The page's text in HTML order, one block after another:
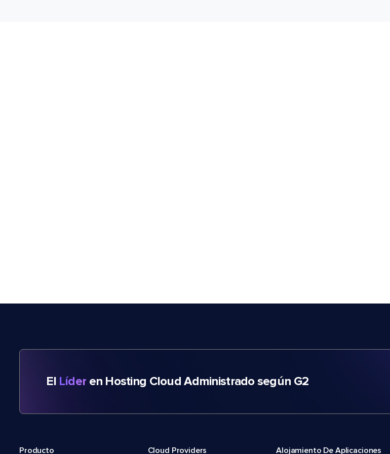
El Líder en Hosting Cloud Administrado según G2
Producto Cloud Providers Alojamiento De Aplicaciones